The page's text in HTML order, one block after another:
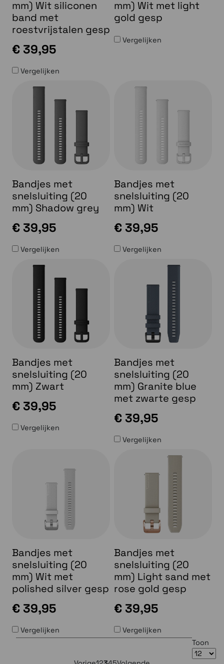
mm) Wit siliconen
band met
roestvrijstalen gesp
€ 39,95
Vergelijken
mm) Wit met light
gold gesp
Vergelijken
Bandjes met
snelsluiting (20
mm) Shadow grey
€ 39,95
Vergelijken
Bandjes met
snelsluiting (20
mm) Wit
€ 39,95
Vergelijken
Bandjes met
snelsluiting (20
mm) Zwart
€ 39,95
Vergelijken
Bandjes met
snelsluiting (20
mm) Granite blue
met zwarte gesp
€ 39,95
Vergelijken
Bandjes met
snelsluiting (20
mm) Wit met
polished silver gesp
€ 39,95
Vergelijken
Bandjes met
snelsluiting (20
mm) Light sand met
rose gold gesp
€ 39,95
Vergelijken
Toon